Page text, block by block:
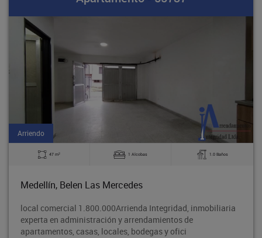
Arriendo
47 m2 1 Alcobas 1.0 Baños
Medellín, Belen Las Mercedes
local comercial 1.800.000Arrienda Integridad, inmobiliaria
experta en administración y arrendamientos de
apartamentos, casas, locales, bodegas y ofici